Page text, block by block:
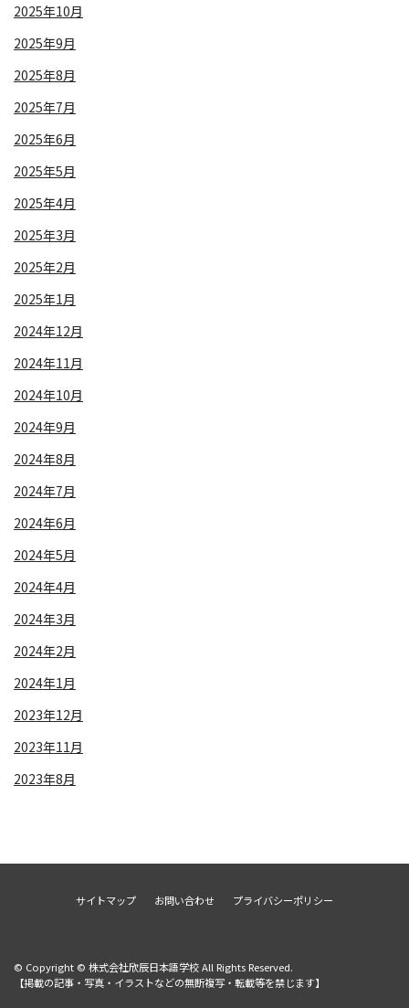
2025年10月
2025年9月
2025年8月
2025年7月
2025年6月
2025年5月
2025年4月
2025年3月
2025年2月
2025年1月
2024年12月
2024年11月
2024年10月
2024年9月
2024年8月
2024年7月
2024年6月
2024年5月
2024年4月
2024年3月
2024年2月
2024年1月
2023年12月
2023年11月
2023年8月
サイトマップ お問い合わせ プライバシーポリシー
© Copyright © 株式会社欣辰日本語学校 All Rights Reserved.
【掲載の記事・写真・イラストなどの無断複写・転載等を禁じます】